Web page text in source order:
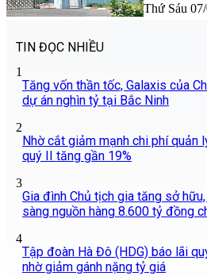
Thứ Sáu
TIN ĐỌC NHIỀU
1
Tăng vốn thần tốc, Galaxis của
dự án nghìn tỷ tại Bắc Ninh
2
Nhờ cắt giảm mạnh chi phí quản
quý II tăng gần 19%
3
Gia đình Chủ tịch gia tăng sở
sàng nguồn hàng 8.600 tỷ đồng
4
Tập đoàn Hà Đô (HDG) báo lãi
nhờ giảm gánh nặng tỷ giá